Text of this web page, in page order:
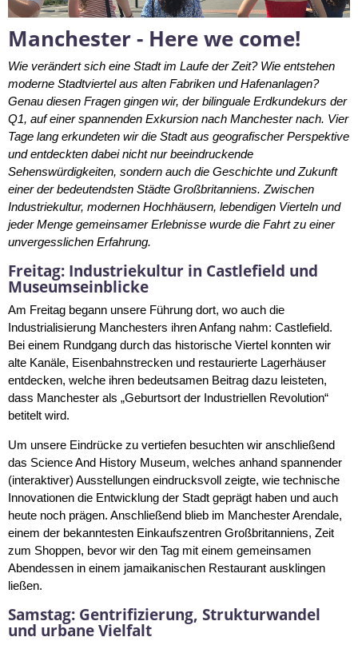
Manchester - Here we come!
Wie verändert sich eine Stadt im Laufe der Zeit? Wie entstehen
moderne Stadtviertel aus alten Fabriken und Hafenanlagen?
Genau diesen Fragen gingen wir, der bilinguale Erdkundekurs der
Q1, auf einer spannenden Exkursion nach Manchester nach. Vier
Tage lang erkundeten wir die Stadt aus geografischer Perspektive
und entdeckten dabei nicht nur beeindruckende
Sehenswürdigkeiten, sondern auch die Geschichte und Zukunft
einer der bedeutendsten Städte Großbritanniens. Zwischen
Industriekultur, modernen Hochhäusern, lebendigen Vierteln und
jeder Menge gemeinsamer Erlebnisse wurde die Fahrt zu einer
unvergesslichen Erfahrung.
Freitag: Industriekultur in Castlefield und
Museumseinblicke
Am Freitag begann unsere Führung dort, wo auch die
Industrialisierung Manchesters ihren Anfang nahm: Castlefield.
Bei einem Rundgang durch das historische Viertel konnten wir
alte Kanäle, Eisenbahnstrecken und restaurierte Lagerhäuser
entdecken, welche ihren bedeutsamen Beitrag dazu leisteten,
dass Manchester als „Geburtsort der Industriellen Revolution“
betitelt wird.
Um unsere Eindrücke zu vertiefen besuchten wir anschließend
das Science And History Museum, welches anhand spannender
(interaktiver) Ausstellungen eindrucksvoll zeigte, wie technische
Innovationen die Entwicklung der Stadt geprägt haben und auch
heute noch prägen. Anschließend blieb im Manchester Arendale,
einem der bekanntesten Einkaufszentren Großbritanniens, Zeit
zum Shoppen, bevor wir den Tag mit einem gemeinsamen
Abendessen in einem jamaikanischen Restaurant ausklingen
ließen.
Samstag: Gentrifizierung, Strukturwandel
und urbane Vielfalt